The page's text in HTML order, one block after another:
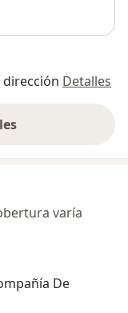
dirección Detalles
varía
De